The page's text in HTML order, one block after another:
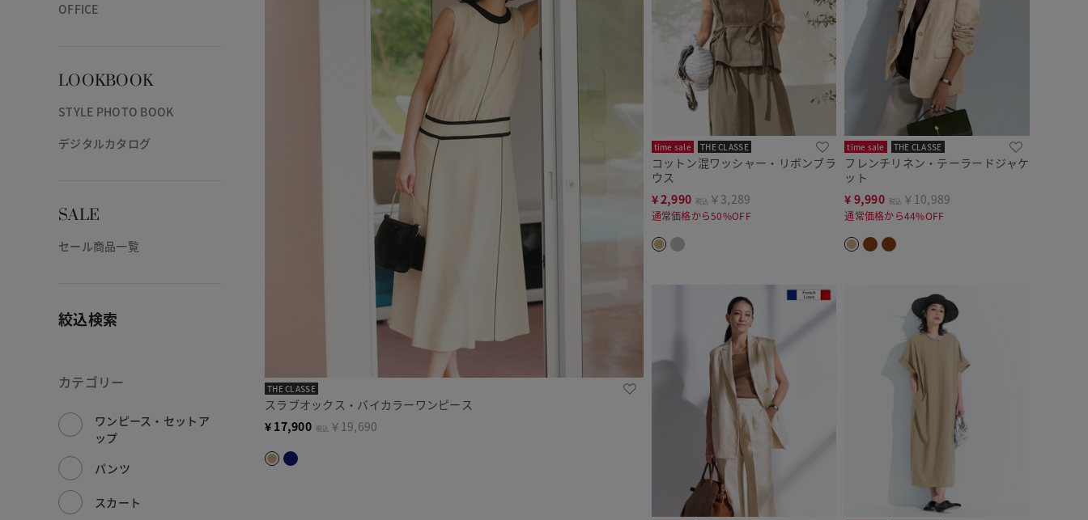
OFFICE
LOOKBOOK
STYLE PHOTO BOOK
デジタルカタログ
SALE
セール商品一覧
絞込検索
カテゴリー
ワンピース・セットア
ップ
パンツ
スカート
THE CLASSE
スラブオックス・バイカラーワンピース
¥ 17,900 税込 ￥19,690
time sale THE CLASSE
コットン混ワッシャー・リボンブラ
ウス
¥2,990 税込 ￥3,289
通常価格から50%OFF
time sale THE CLASSE
フレンチリネン・テーラードジャケ
ット
¥ 9,990 税込 ￥10,989
通常価格から44%OFF